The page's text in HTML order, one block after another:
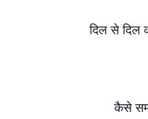
दिल से दिल
कैसे